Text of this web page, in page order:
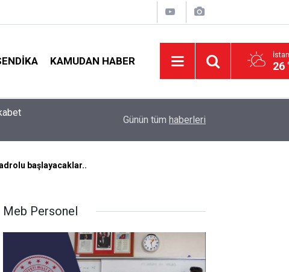
KAMUDAN HABER 26
MEB e-Kayıt Sonuçları e-Devlet'te: İşte
Günün tüm haberleri
başlayacaklar..
Meb Personel